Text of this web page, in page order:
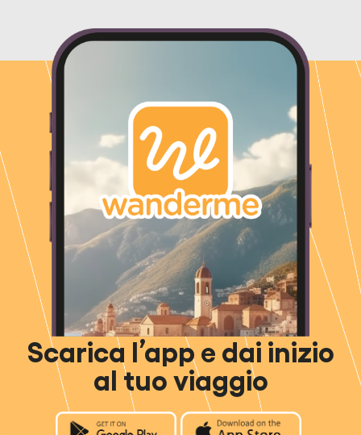
Scarica l’app e dai inizio
al tuo viaggio